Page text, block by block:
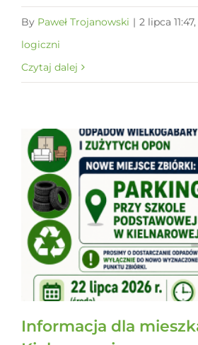
By Paweł Trojanowski | 2 lipca
logiczni
Czytaj dalej
Informacja dla